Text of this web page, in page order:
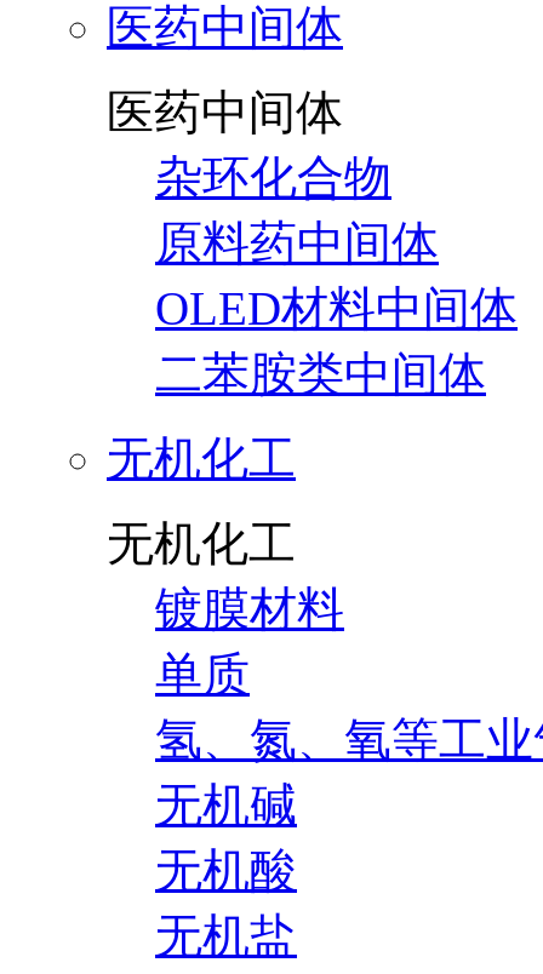
医药中间体
医药中间体
杂环化合物
原料药中间体
OLED材料中间体
二苯胺类中间体
无机化工
无机化工
镀膜材料
单质
氢、氮、氧等工
无机碱
无机酸
无机盐